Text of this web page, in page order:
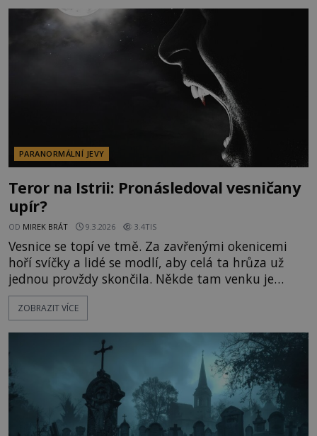
PARANORMÁLNÍ JEVY
Teror na Istrii: Pronásledoval vesničany
upír?
OD MIREK BRÁT 9.3.2026 3.4TIS
Vesnice se topí ve tmě. Za zavřenými okenicemi
hoří svíčky a lidé se modlí, aby celá ta hrůza už
jednou provždy skončila. Někde tam venku je
přízrak. Nikdo si nemůže být jistý životem. Kdysi
to byl milý soused, teď je to prý upír. Kdo ho
1656) byl prý historicky jeden z prvních upírů. Jeho
hanebné a
ZOBRAZIT VÍCE